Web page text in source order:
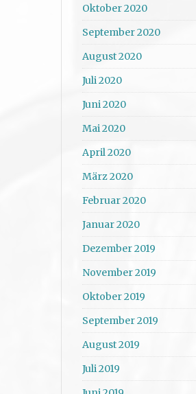
Oktober 2020
September 2020
August 2020
Juli 2020
Juni 2020
Mai 2020
April 2020
März 2020
Februar 2020
Januar 2020
Dezember 2019
November 2019
Oktober 2019
September 2019
August 2019
Juli 2019